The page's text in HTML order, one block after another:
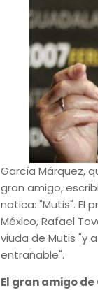
García Márquez,
gran amigo,
notica: "Mutis". El
México, Rafael
viuda de Mutis "y
entrañable".
El gran amigo